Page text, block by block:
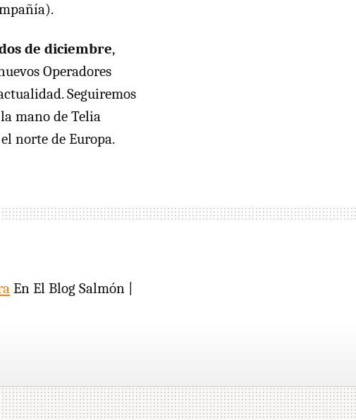
de diciembre,
Operadores
Seguiremos
mano de Telia
norte de Europa.
En El Blog Salmón |